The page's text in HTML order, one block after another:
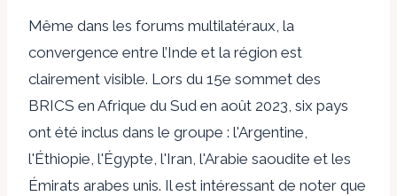
Même dans les forums multilatéraux, la
convergence entre l’Inde et la région est
clairement visible. Lors du 15e sommet des
BRICS en Afrique du Sud en août 2023, six pays
ont été inclus dans le groupe : l'Argentine,
l'Éthiopie, l'Égypte, l'Iran, l'Arabie saoudite et les
Émirats arabes unis. Il est intéressant de noter que